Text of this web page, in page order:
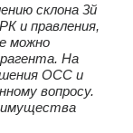
склона 3й
и правления,
можно
На
ОСС и
вопросу.